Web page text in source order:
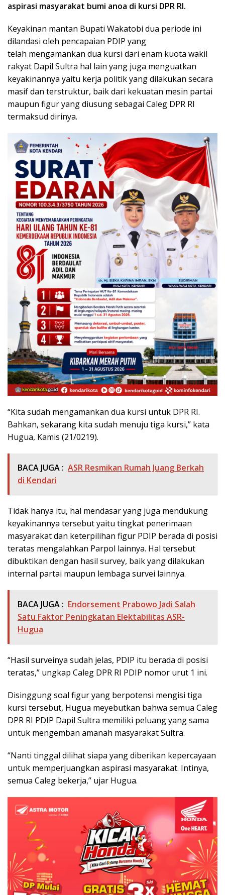
aspirasi masyarakat bumi anoa di kursi DPR RI.
Keyakinan mantan Bupati Wakatobi dua periode ini
dilandasi oleh pencapaian PDIP yang
telah mengamankan dua kursi dari enam kuota wakil
rakyat Dapil Sultra hal lain yang juga menguatkan
keyakinannya yaitu kerja politik yang dilakukan secara
masif dan terstruktur, baik dari kekuatan mesin partai
maupun figur yang diusung sebagai Caleg DPR RI
termaksud dirinya.
“Kita sudah mengamankan dua kursi untuk DPR RI.
Bahkan, sekarang kita sudah menuju tiga kursi,” kata
Hugua, Kamis (21/0219).
BACA JUGA : ASR Resmikan Rumah Juang Berkah
di Kendari
Tidak hanya itu, hal mendasar yang juga mendukung
keyakinannya tersebut yaitu tingkat penerimaan
masyarakat dan keterpilihan figur PDIP berada di posisi
teratas mengalahkan Parpol lainnya. Hal tersebut
dibuktikan dengan hasil survey, baik yang dilakukan
internal partai maupun lembaga survei lainnya.
BACA JUGA : Endorsement Prabowo Jadi Salah
Satu Faktor Peningkatan Elektabilitas ASR-
Hugua
“Hasil surveinya sudah jelas, PDIP itu berada di posisi
teratas,” ungkap Caleg DPR RI PDIP nomor urut 1 ini.
Disinggung soal figur yang berpotensi mengisi tiga
kursi tersebut, Hugua meyebutkan bahwa semua Caleg
DPR RI PDIP Dapil Sultra memiliki peluang yang sama
untuk mengemban amanah masyarakat Sultra.
“Nanti tinggal dilihat siapa yang diberikan kepercayaan
untuk memperjuangkan aspirasi masyarakat. Intinya,
semua Caleg bekerja,” ujar Hugua.